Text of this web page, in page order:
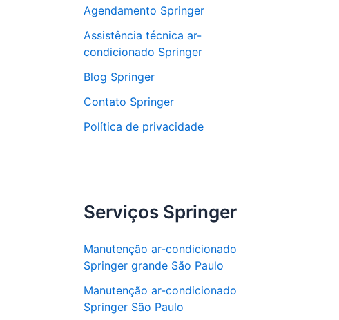
o
k
p
Agendamento Springer
Assistência técnica ar-
condicionado Springer
Blog Springer
Contato Springer
Política de privacidade
Serviços Springer
Manutenção ar-condicionado
Springer grande São Paulo
Manutenção ar-condicionado
Springer São Paulo